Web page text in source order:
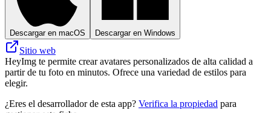
Descargar en macOS Descargar en Windows
Sitio web
HeyImg te permite crear avatares personalizados de alta calidad a
partir de tu foto en minutos. Ofrece una variedad de estilos para
elegir.
¿Eres el desarrollador de esta app? Verifica la propiedad para